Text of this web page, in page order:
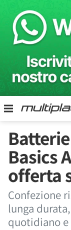
Basics
offerta
Confezione
lunga
quotidiano